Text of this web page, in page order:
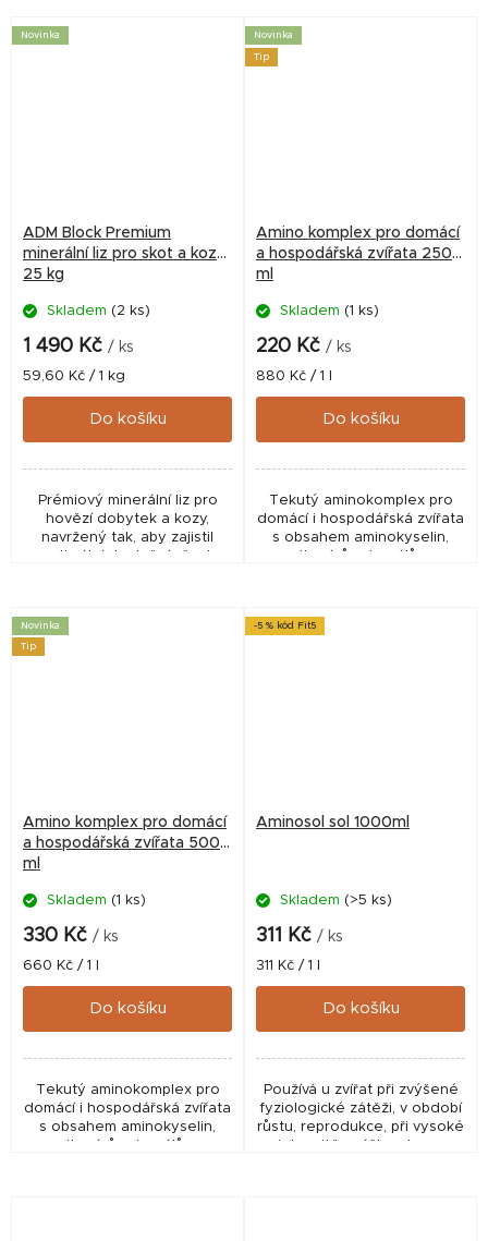
Novinka
ADM Block Premium
minerální liz pro skot a kozy
25 kg
Skladem (2 ks)
1 490 Kč / ks
Měrná
cena:
59,60 Kč / 1 kg
Do košíku
Prémiový minerální liz pro
hovězí dobytek a kozy,
navržený tak, aby zajistil
optimální doplnění všech
Novinka
Tip
Amino komplex pro domácí
a hospodářská zvířata 250
ml
Skladem (1 ks)
220 Kč / ks
Měrná
cena:
880 Kč / 1 l
Do košíku
Tekutý aminokomplex pro
domácí i hospodářská zvířata
s obsahem aminokyselin,
vitamínů, minerálů a
Novinka
Tip
Amino komplex pro domácí
a hospodářská zvířata 500
ml
Skladem (1 ks)
330 Kč / ks
Měrná
cena:
660 Kč / 1 l
Do košíku
Tekutý aminokomplex pro
domácí i hospodářská zvířata
s obsahem aminokyselin,
-5 % kód Fit5
Aminosol sol 1000ml
Skladem (>5 ks)
311 Kč / ks
Měrná
cena:
311 Kč / 1 l
Do košíku
Používá u zvířat při zvýšené
fyziologické zátěži, v období
růstu, reprodukce, při vysoké